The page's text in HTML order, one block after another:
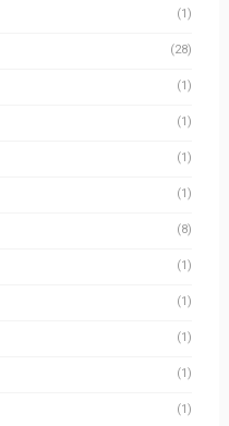
(1)
(28)
(1)
(1)
(1)
(1)
(8)
(1)
(1)
(1)
(1)
(1)